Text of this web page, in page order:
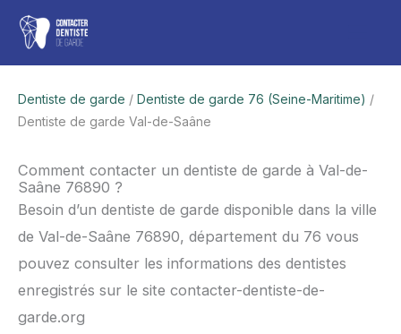
Aller
contenu
Dentiste de garde / Dentiste de garde 76 (Seine-Maritime) /
Dentiste de garde Val-de-Saâne
Comment contacter un dentiste de garde à Val-de-
Saâne 76890 ?
Besoin d’un dentiste de garde disponible dans la ville
de Val-de-Saâne 76890, département du 76 vous
pouvez consulter les informations des dentistes
enregistrés sur le site contacter-dentiste-de-
garde.org